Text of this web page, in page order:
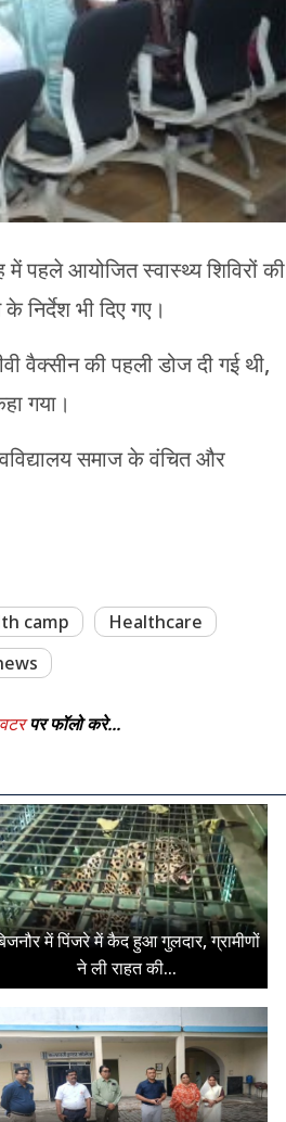
पहले आयोजित स्वास्थ्य शिविरों की
निर्देश भी दिए गए।
वैक्सीन की पहली डोज दी गई थी,
गया।
समाज के वंचित और
camp
Healthcare
पर फॉलो करे...
में पिंजरे में कैद हुआ गुलदार, ग्रामीणों
ने ली राहत की...